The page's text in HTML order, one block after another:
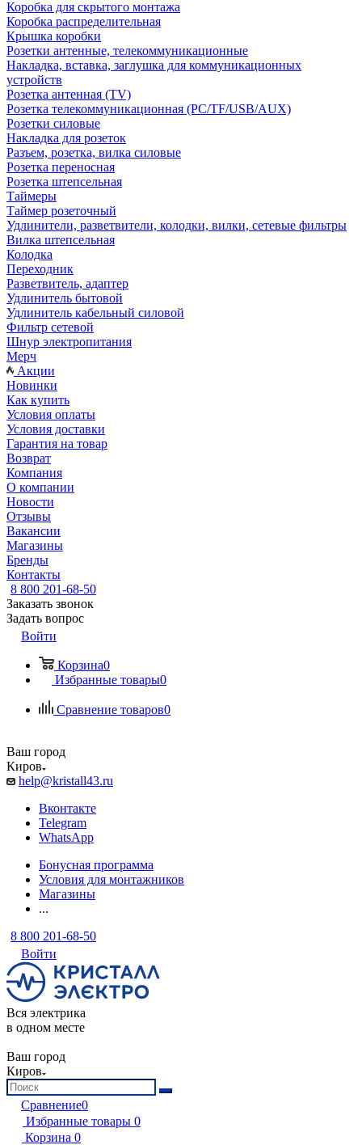
Коробка для скрытого монтажа
Коробка распределительная
Крышка коробки
Розетки антенные, телекоммуникационные
Накладка, вставка, заглушка для коммуникационных
устройств
Розетка антенная (TV)
Розетка телекоммуникационная (PC/TF/USB/AUX)
Розетки силовые
Накладка для розеток
Разъем, розетка, вилка силовые
Розетка переносная
Розетка штепсельная
Таймеры
Таймер розеточный
Удлинители, разветвители, колодки, вилки, сетевые фильтры
Вилка штепсельная
Колодка
Переходник
Разветвитель, адаптер
Удлинитель бытовой
Удлинитель кабельный силовой
Фильтр сетевой
Шнур электропитания
Мерч
Акции
Новинки
Как купить
Условия оплаты
Условия доставки
Гарантия на товар
Возврат
Компания
О компании
Новости
Отзывы
Вакансии
Магазины
Бренды
Контакты
8 800 201-68-50
Заказать звонок
Задать вопрос
Войти
Корзина0
Избранные товары0
Сравнение товаров0
Ваш город
Киров
help@kristall43.ru
Вконтакте
Telegram
WhatsApp
Бонусная программа
Условия для монтажников
Магазины
...
8 800 201-68-50
Войти
Вся электрика
в одном месте
Ваш город
Киров
Сравнение0
Избранные товары 0
Корзина 0